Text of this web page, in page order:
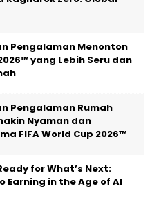
Pengalaman Menonton
yang Lebih Seru dan
Pengalaman Rumah
Nyaman dan
FIFA World Cup 2026™
for What’s Next:
Earning in the Age of AI